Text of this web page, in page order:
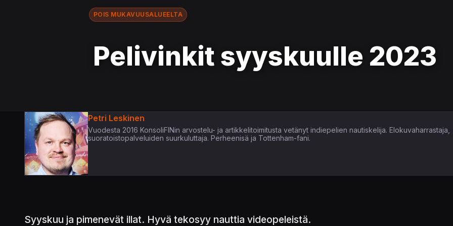
POIS MUKAVUUSALUEELTA
Pelivinkit syyskuulle 2023
Petri Leskinen
Vuodesta 2016 KonsoliFINin arvostelu- ja artikkelitoimitusta vetänyt indiepelien nautiskelija. Elokuvaharrastaja,
suoratoistopalveluiden suurkuluttaja. Perheenisä ja Tottenham-fani.
Syyskuu ja pimenevät illat. Hyvä tekosyy nauttia videopeleistä.